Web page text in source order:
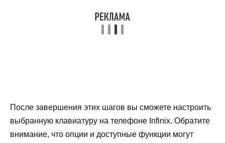
После завершения этих шагов вы сможете настроить
выбранную клавиатуру на телефоне Infinix. Обратите
внимание, что опции и доступные функции могут